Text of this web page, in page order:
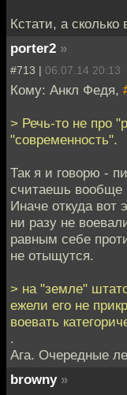
Кстати, а сколько
porter2 »
#713 | 06.07.14 20:13
Кому: Анкл Федя,
> Речь-то не про
"современность".
Так я и говорю -
считаешь вообще
Иначе откуда вот
ни разу не
равным себе
не отыщутся.
> на "земле"
ежели его не
воевать
.
Ага. Очередные
browny »